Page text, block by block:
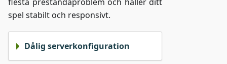
spel stabilt och responsivt.
Dålig serverkonfiguration